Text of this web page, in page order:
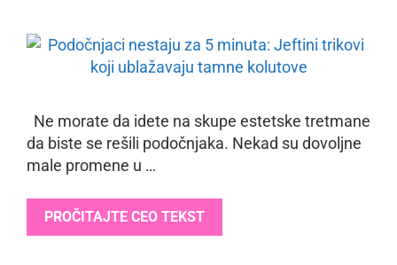
Ne morate da idete na skupe estetske tretmane
da biste se rešili podočnjaka. Nekad su dovoljne
male promene u …
PROČITAJTE CEO TEKST